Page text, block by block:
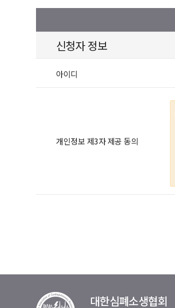
신청자 정보
아이디
개인정보 제3자 제공 동의
대한심폐소생협회